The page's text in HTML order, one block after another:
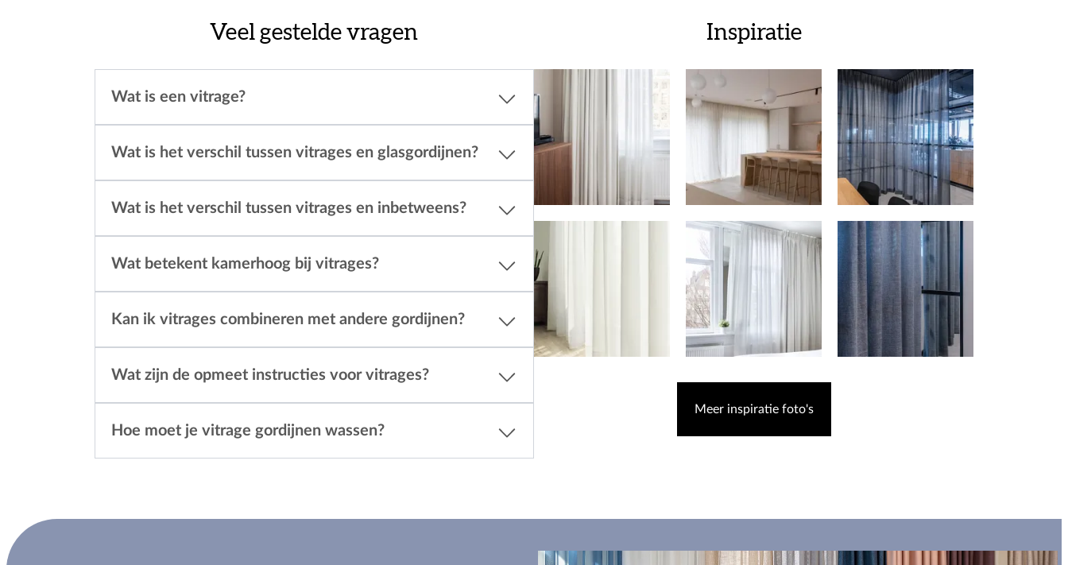
Veel gestelde vragen
Wat is een vitrage?
Wat is het verschil tussen vitrages en glasgordijnen?
Wat is het verschil tussen vitrages en inbetweens?
Wat betekent kamerhoog bij vitrages?
Kan ik vitrages combineren met andere gordijnen?
Wat zijn de opmeet instructies voor vitrages?
Hoe moet je vitrage gordijnen wassen?
Inspiratie
Meer inspiratie foto's